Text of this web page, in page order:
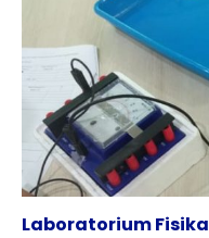
Laboratorium Fisika